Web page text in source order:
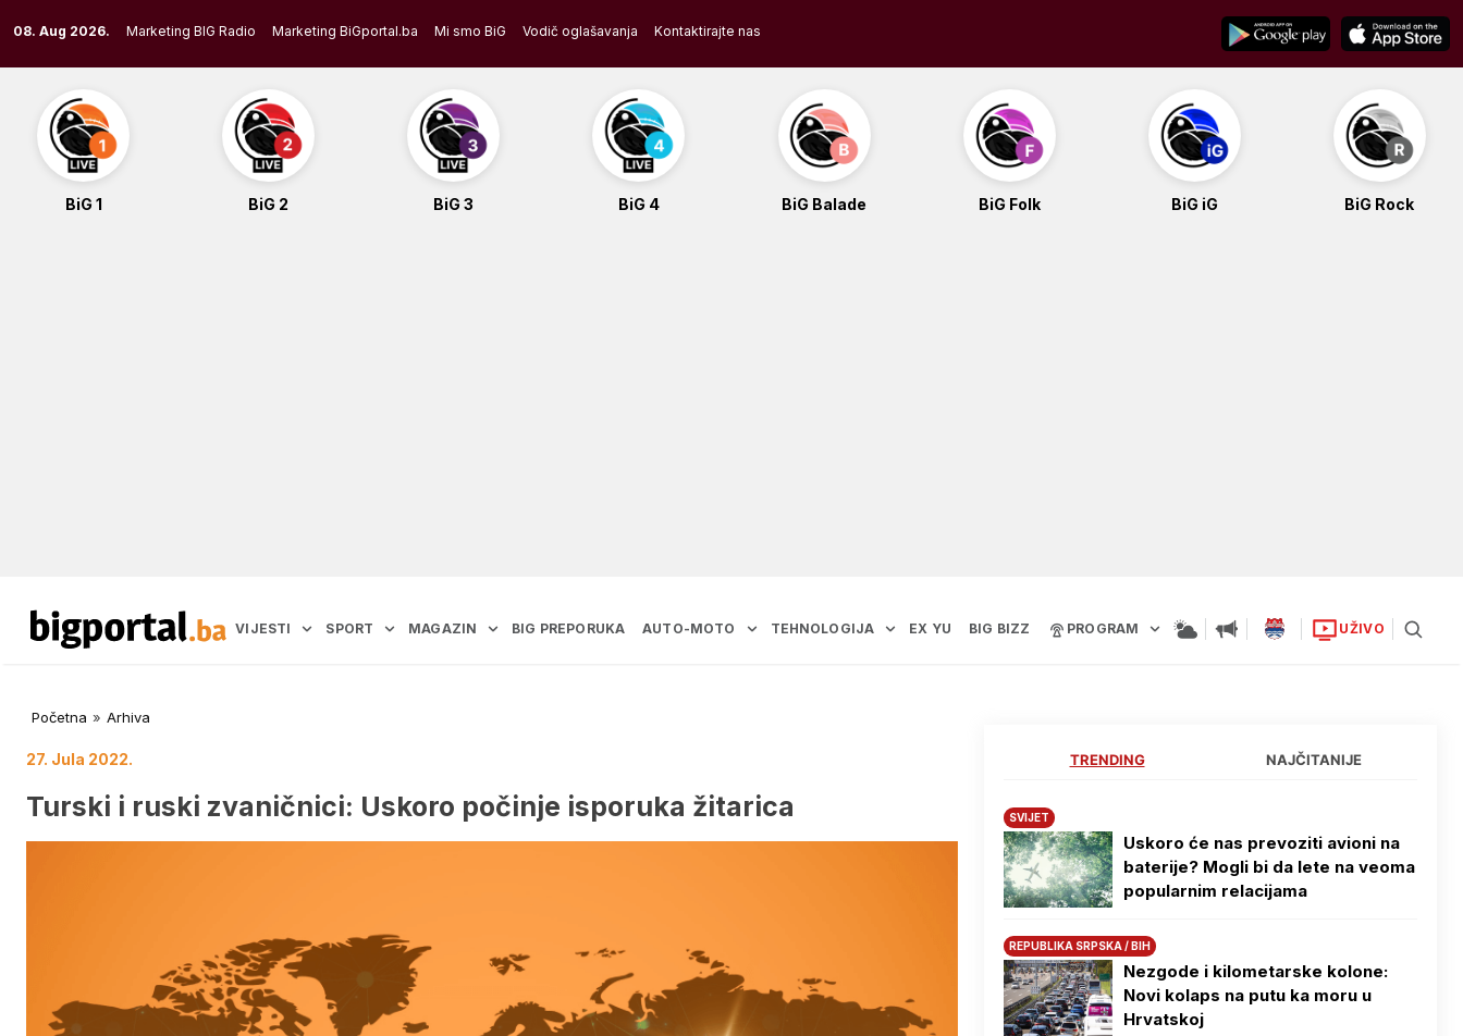
to
content
08. Aug 2026. Marketing BIG Radio Marketing BiGportal.ba Mi smo BiG Vodič oglašavanja Kontaktirajte nas
BiG 1 BiG 2 BiG 3 BiG 4 BiG Balade BiG Folk BiG iG BiG Rock
VIJESTI SPORT MAGAZIN BIG PREPORUKA AUTO-MOTO TEHNOLOGIJA EX YU BIG BIZZ PROGRAM UŽIVO
Početna » Arhiva
27. Jula 2022.
Turski i ruski zvaničnici: Uskoro počinje isporuka žitarica
TRENDING NAJČITANIJE
SVIJET
Uskoro će nas prevoziti avioni na
baterije? Mogli bi da lete na veoma
popularnim relacijama
REPUBLIKA SRPSKA / BIH
Nezgode i kilometarske kolone:
Novi kolaps na putu ka moru u
Hrvatskoj